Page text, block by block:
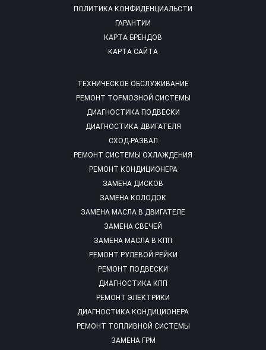
ТЕХНИЧЕСКОЕ ОБСЛУЖИВАНИЕ
РЕМОНТ ТОРМОЗНОЙ СИСТЕМЫ
ДИАГНОСТИКА ПОДВЕСКИ
ДИАГНОСТИКА ДВИГАТЕЛЯ
СХОД-РАЗВАЛ
РЕМОНТ СИСТЕМЫ ОХЛАЖДЕНИЯ
РЕМОНТ КОНДИЦИОНЕРА
ЗАМЕНА ДИСКОВ
ЗАМЕНА КОЛОДОК
ЗАМЕНА МАСЛА В ДВИГАТЕЛЕ
ЗАМЕНА СВЕЧЕЙ
ЗАМЕНА МАСЛА В КПП
РЕМОНТ РУЛЕВОЙ РЕЙКИ
РЕМОНТ ПОДВЕСКИ
ДИАГНОСТИКА КПП
РЕМОНТ ЭЛЕКТРИКИ
ДИАГНОСТИКА КОНДИЦИОНЕРА
РЕМОНТ ТОПЛИВНОЙ СИСТЕМЫ
ЗАМЕНА ГРМ
ПОЛИТИКА КОНФИДЕНЦИАЛЬСТИ
ГАРАНТИИ
КАРТА БРЕНДОВ
КАРТА САЙТА